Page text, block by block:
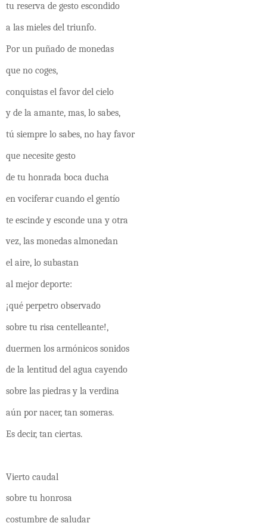
tu reserva de gesto escondido
a las mieles del triunfo.
Por un puñado de monedas
que no coges,
conquistas el favor del cielo
y de la amante, mas, lo sabes,
tú siempre lo sabes, no hay favor
que necesite gesto
de tu honrada boca ducha
en vociferar cuando el gentío
te escinde y esconde una y otra
vez, las monedas almonedan
el aire, lo subastan
al mejor deporte:
¡qué perpetro observado
sobre tu risa centelleante!,
duermen los armónicos sonidos
de la lentitud del agua cayendo
sobre las piedras y la verdina
aún por nacer, tan someras.
Es decir, tan ciertas.
Vierto caudal
sobre tu honrosa
costumbre de saludar